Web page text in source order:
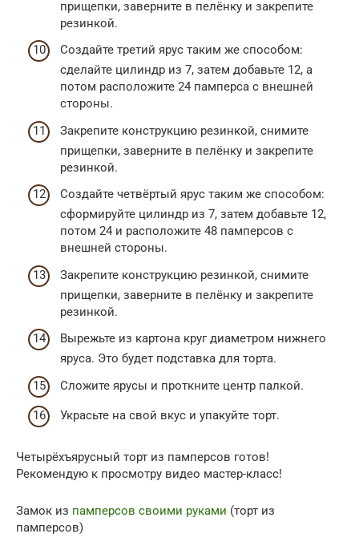
прищепки, заверните в пелёнку и закрепите
резинкой.
Создайте третий ярус таким же способом:
сделайте цилиндр из 7, затем добавьте 12, а
потом расположите 24 памперса с внешней
стороны.
Закрепите конструкцию резинкой, снимите
прищепки, заверните в пелёнку и закрепите
резинкой.
Создайте четвёртый ярус таким же способом:
сформируйте цилиндр из 7, затем добавьте 12,
потом 24 и расположите 48 памперсов с
внешней стороны.
Закрепите конструкцию резинкой, снимите
прищепки, заверните в пелёнку и закрепите
резинкой.
Вырежьте из картона круг диаметром нижнего
яруса. Это будет подставка для торта.
Сложите ярусы и проткните центр палкой.
Украсьте на свой вкус и упакуйте торт.
Четырёхъярусный торт из памперсов готов!
Рекомендую к просмотру видео мастер-класс!
Замок из памперсов своими руками (торт из
памперсов)